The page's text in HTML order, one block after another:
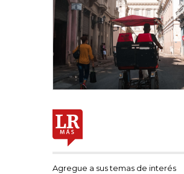
Agregue a sus temas de interés